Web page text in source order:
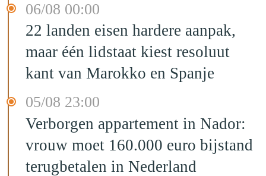
06/08 00:00
22 landen eisen hardere aanpak,
maar één lidstaat kiest resoluut
kant van Marokko en Spanje
05/08 23:00
Verborgen appartement in Nador:
vrouw moet 160.000 euro bijstand
terugbetalen in Nederland